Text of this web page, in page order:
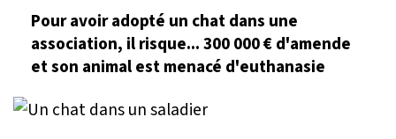
Pour avoir adopté un chat dans une
association, il risque... 300 000 € d'amende
et son animal est menacé d'euthanasie